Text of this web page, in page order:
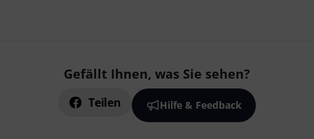
Gefällt Ihnen, was Sie sehen?
Teilen Hilfe & Feedback